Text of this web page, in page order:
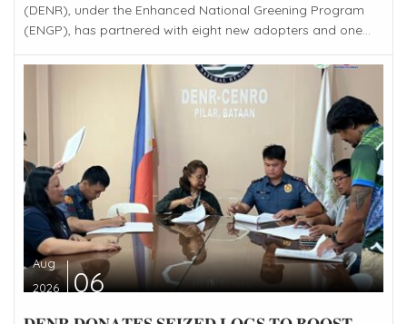
(DENR), under the Enhanced National Greening Program
(ENGP), has partnered with eight new adopters and one...
Aug
2026
06